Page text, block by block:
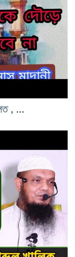
মসজিদের আদব, হক ও ফযিলত , করনীয়